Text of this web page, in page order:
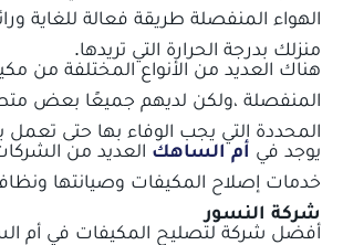
الهواء المنفصلة طريقة فعالة للغاية
منزلك بدرجة الحرارة التي تريدها.
هناك العديد من الأنواع المختلفة من
المنفصلة ،ولكن لديهم جميعًا بعض
المحددة التي يجب الوفاء بها حتى
يوجد في أم الساهك العديد من
خدمات إصلاح المكيفات وصيانتها
شركة النسور
أفضل شركة لتصليح المكيفات في أم